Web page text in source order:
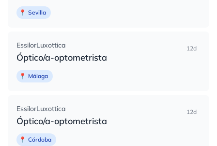
📍 Sevilla
EssilorLuxottica
Óptico/a-optometrista
12d
📍 Málaga
EssilorLuxottica
Óptico/a-optometrista
12d
📍 Córdoba